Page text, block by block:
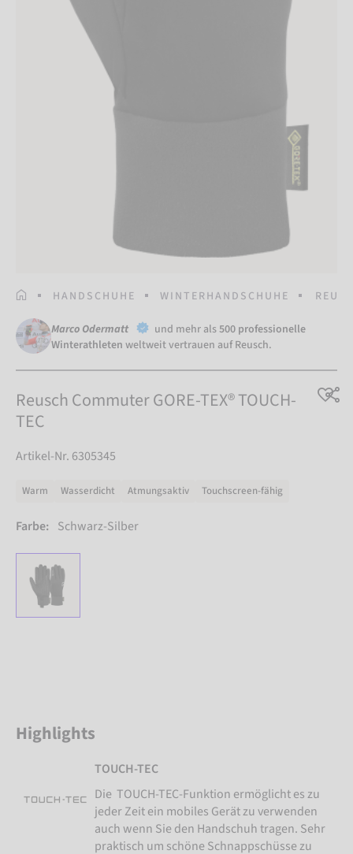
STARTSEITEHANDSCHUHE WINTERHANDSCHUHE
Marco Odermatt und mehr als500 professionelle
Winterathleten weltweit vertrauen auf Reusch.
Reusch Commuter GORE-TEX® TOUCH-
TEC
Artikel-Nr. 6305345
Warm Wasserdicht Atmungsaktiv Touchscreen-fähig
Farbe: Schwarz-Silber
Highlights
TOUCH-TEC
Die TOUCH-TEC-Funktion ermöglicht es zu
jeder Zeit ein mobiles Gerät zu verwenden
auch wenn Sie den Handschuh tragen. Sehr
praktisch um schöne Schnappschüsse zu